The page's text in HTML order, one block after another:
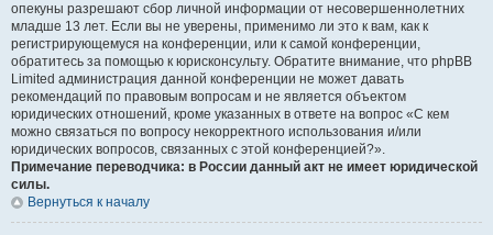
опекуны разрешают сбор личной информации от несовершеннолетних
младше 13 лет. Если вы не уверены, применимо ли это к вам, как к
регистрирующемуся на конференции, или к самой конференции,
обратитесь за помощью к юрисконсульту. Обратите внимание, что phpBB
Limited администрация данной конференции не может давать
рекомендаций по правовым вопросам и не является объектом
юридических отношений, кроме указанных в ответе на вопрос «С кем
можно связаться по вопросу некорректного использования и/или
юридических вопросов, связанных с этой конференцией?».
Примечание переводчика: в России данный акт не имеет юридической
силы.
Вернуться к началу